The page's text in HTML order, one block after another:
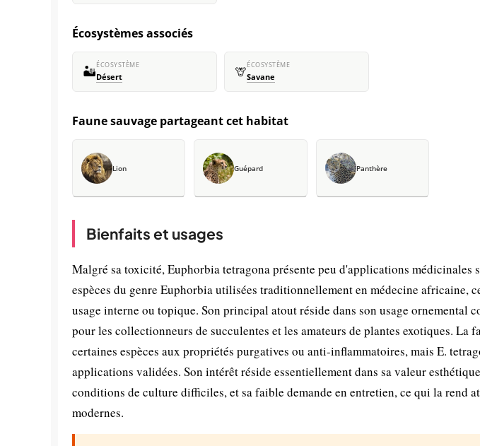
Écosystèmes associés
🏜️ÉCOSYSTÈME
Désert 🦒ÉCOSYSTÈME
Savane
Faune sauvage partageant cet habitat
Lion Guépard Panthère
Bienfaits et usages
Malgré sa toxicité, Euphorbia tetragona présente peu d'applications médicinales
espèces du genre Euphorbia utilisées traditionnellement en médecine africaine,
usage interne ou topique. Son principal atout réside dans son usage ornemental
pour les collectionneurs de succulentes et les amateurs de plantes exotiques. La
certaines espèces aux propriétés purgatives ou anti-inflammatoires, mais E.
applications validées. Son intérêt réside essentiellement dans sa valeur
conditions de culture difficiles, et sa faible demande en entretien, ce qui la rend
modernes.